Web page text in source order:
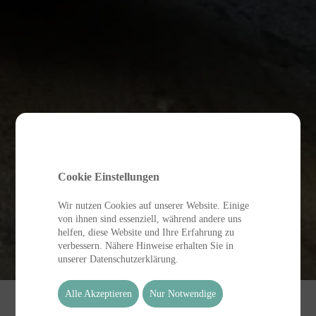
Cookie Einstellungen
Wir nutzen Cookies auf unserer Website. Einige
von ihnen sind essenziell, während andere uns
helfen, diese Website und Ihre Erfahrung zu
verbessern. Nähere Hinweise erhalten Sie in
unserer Datenschutzerklärung.
Alle Akzeptieren Nur Notwendige